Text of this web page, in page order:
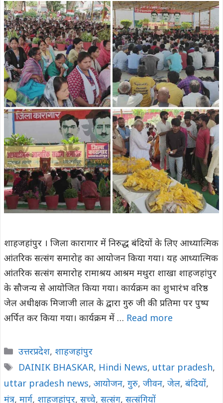
शाहजहांपुर । जिला कारागार में निरुद्ध बंदियों के लिए आध्यात्मिक
आंतरिक सत्संग समारोह का आयोजन किया गया। यह आध्यात्मिक
आंतरिक सत्संग समारोह रामाश्रय आश्रम मथुरा शाखा शाहजहांपुर
के सौजन्य से आयोजित किया गया। कार्यक्रम का शुभारंभ वरिष्ठ
जेल अधीक्षक मिजाजी लाल के द्वारा गुरु जी की प्रतिमा पर पुष्प
अर्पित कर किया गया। कार्यक्रम में … Read more
Categories
उत्तरप्रदेश, शाहजहांपुर
Tags
DAINIK BHASKAR, Hindi News, uttar pradesh,
uttar pradesh news, आयोजन, गुरु, जीवन, जेल, बंदियों,
मंत्र, मार्ग, शाहजहांपुर, सच्चे, सत्संग, सत्संगियों